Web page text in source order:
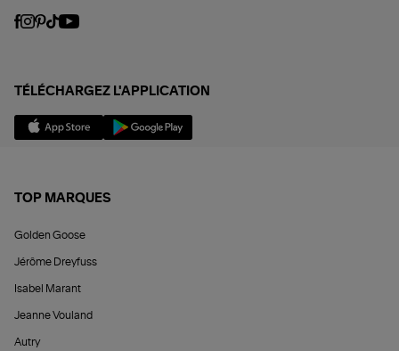
TÉLÉCHARGEZ L'APPLICATION
TOP MARQUES
Golden Goose
Jérôme Dreyfuss
Isabel Marant
Jeanne Vouland
Autry